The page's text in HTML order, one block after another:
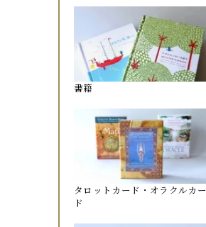
書籍
タロットカード・オラクルカー
ド